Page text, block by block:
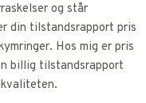
og står
din tilstandsrapport pris
Hos mig er pris
billig tilstandsrapport
kvaliteten.